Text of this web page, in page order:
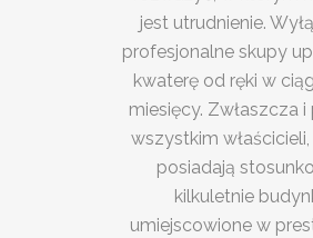
jest utrudnienie.
profesjonalne skupy
kwaterę od ręki w
miesięcy. Zwłaszcza
wszystkim
posiadają
kilkuletnie
umiejscowione w